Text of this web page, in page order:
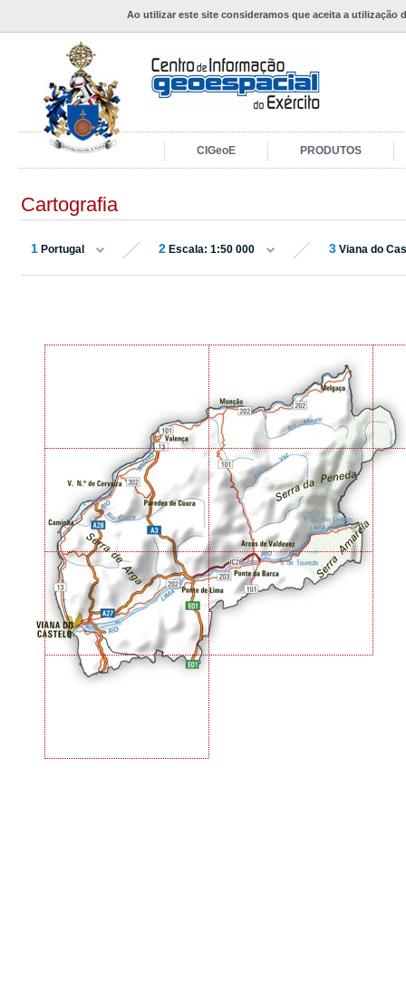
Ao utilizar este site consideramos que aceita a utilização
CIGeoE PRODUTOS
Cartografia
1 Portugal 2 Escala: 1:50 000 3 Viana do